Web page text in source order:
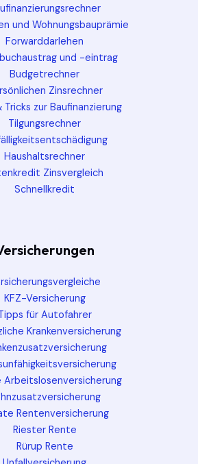
und Wohnungsbauprämie
Forwarddarlehen
und -eintrag
Budgetrechner
Zinsrechner
Tricks zur Baufinanzierung
Tilgungsrechner
Haushaltsrechner
Zinsvergleich
Schnellkredit
KFZ-Versicherung
für Autofahrer
Krankenversicherung
Arbeitslosenversicherung
Rentenversicherung
Riester Rente
Rürup Rente